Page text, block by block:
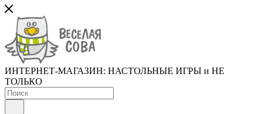
ИНТЕРНЕТ-МАГАЗИН: НАСТОЛЬНЫЕ ИГРЫ и НЕ
ТОЛЬКО